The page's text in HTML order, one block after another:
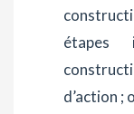
étapes
d’action ;